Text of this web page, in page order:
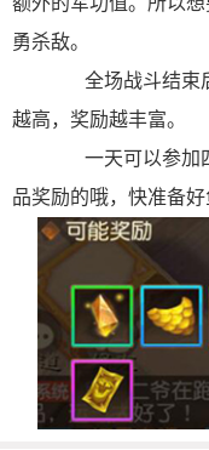
勇杀敌。
全场战斗结束后
越高，奖励越丰富。
一天可以参加四
品奖励的哦，快准备好